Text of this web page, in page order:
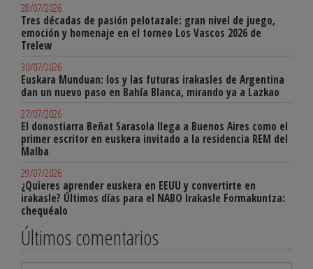
28/07/2026
Tres décadas de pasión pelotazale: gran nivel de juego,
emoción y homenaje en el torneo Los Vascos 2026 de
Trelew
30/07/2026
Euskara Munduan: los y las futuras irakasles de Argentina
dan un nuevo paso en Bahía Blanca, mirando ya a Lazkao
27/07/2026
El donostiarra Beñat Sarasola llega a Buenos Aires como el
primer escritor en euskera invitado a la residencia REM del
Malba
29/07/2026
¿Quieres aprender euskera en EEUU y convertirte en
irakasle? Últimos días para el NABO Irakasle Formakuntza:
chequéalo
Últimos comentarios